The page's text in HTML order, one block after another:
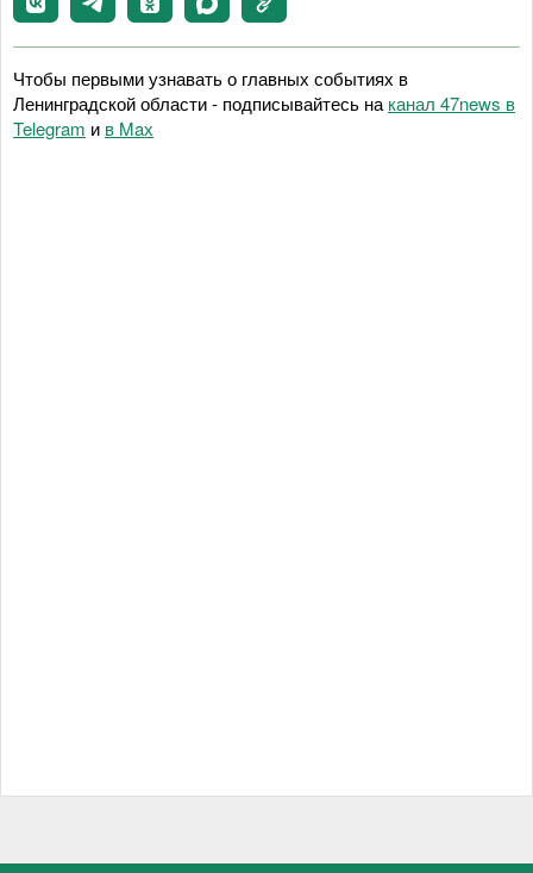
Чтобы первыми узнавать о главных событиях в
Ленинградской области - подписывайтесь на канал 47news в
Telegram и в Maх